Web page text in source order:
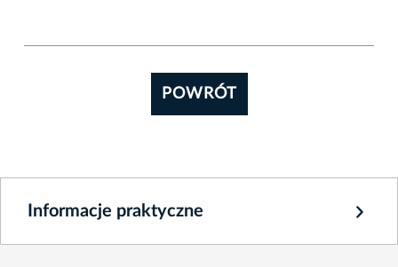
POWRÓT
Informacje praktyczne